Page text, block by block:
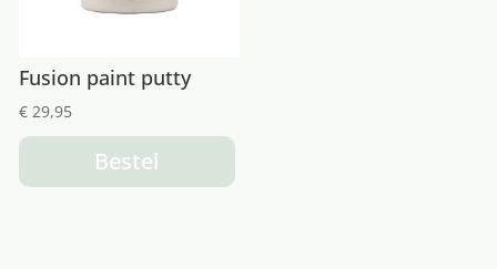
Fusion paint putty
€29,95
Bestel